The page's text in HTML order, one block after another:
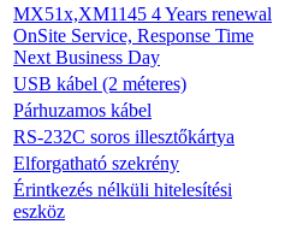
MX51x,XM1145 4 Years renewal
OnSite Service, Response Time
Next Business Day
USB kábel (2 méteres)
Párhuzamos kábel
RS-232C soros illesztőkártya
Elforgatható szekrény
Érintkezés nélküli hitelesítési
eszköz